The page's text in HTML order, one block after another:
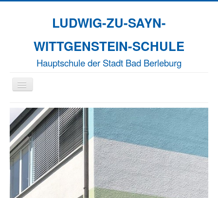
LUDWIG-ZU-SAYN-
WITTGENSTEIN-SCHULE
Hauptschule der Stadt Bad Berleburg
Navigation
an/aus
Aktuelles
Unsere Schule
Naturparkschule
Erasmus+
EFFORT-A
Termine